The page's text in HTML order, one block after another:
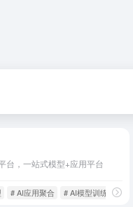
台，一站式模型+应用平台
# AI应用聚合 # AI模型训练